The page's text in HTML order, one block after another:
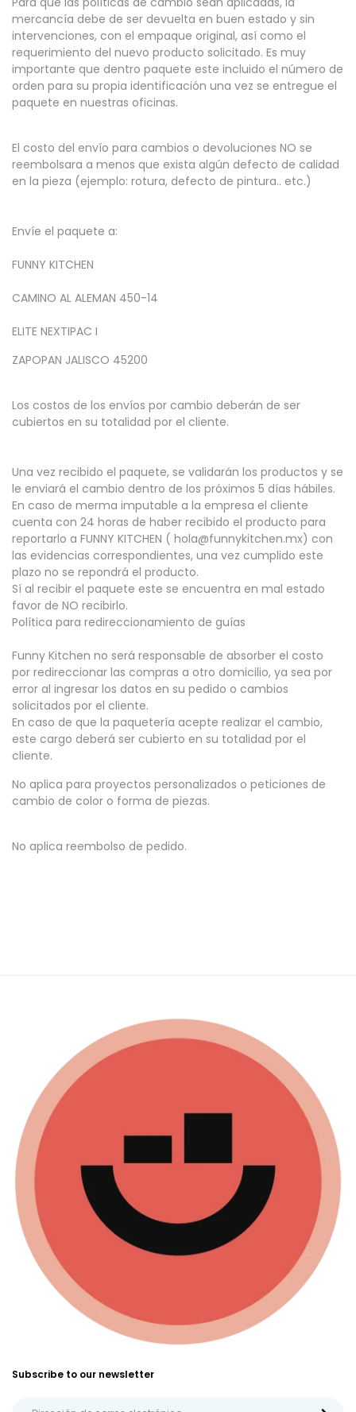
mercancía debe de ser devuelta en buen estado y sin
intervenciones, con el empaque original, así como el
requerimiento del nuevo producto solicitado. Es muy
importante que dentro paquete este incluido el número de
orden para su propia identificación una vez se entregue el
paquete en nuestras oficinas.
El costo del envío para cambios o devoluciones NO se
reembolsara a menos que exista algún defecto de calidad
en la pieza (ejemplo: rotura, defecto de pintura.. etc.)
Envíe el paquete a:
FUNNY KITCHEN
CAMINO AL ALEMAN 450-14
ELITE NEXTIPAC I
ZAPOPAN JALISCO 45200
Los costos de los envíos por cambio deberán de ser
cubiertos en su totalidad por el cliente.
Una vez recibido el paquete, se validarán los productos y se
le enviará el cambio dentro de los próximos 5 días hábiles.
En caso de merma imputable a la empresa el cliente
cuenta con 24 horas de haber recibido el producto para
reportarlo a FUNNY KITCHEN ( hola@funnykitchen.mx) con
las evidencias correspondientes, una vez cumplido este
plazo no se repondrá el producto.
Sí al recibir el paquete este se encuentra en mal estado
favor de NO recibirlo.
Política para redireccionamiento de guías
Funny Kitchen no será responsable de absorber el costo
por redireccionar las compras a otro domicilio, ya sea por
error al ingresar los datos en su pedido o cambios
solicitados por el cliente.
En caso de que la paquetería acepte realizar el cambio,
este cargo deberá ser cubierto en su totalidad por el
cliente.
No aplica para proyectos personalizados o peticiones de
cambio de color o forma de piezas.
No aplica reembolso de pedido.
Subscribe to our newsletter